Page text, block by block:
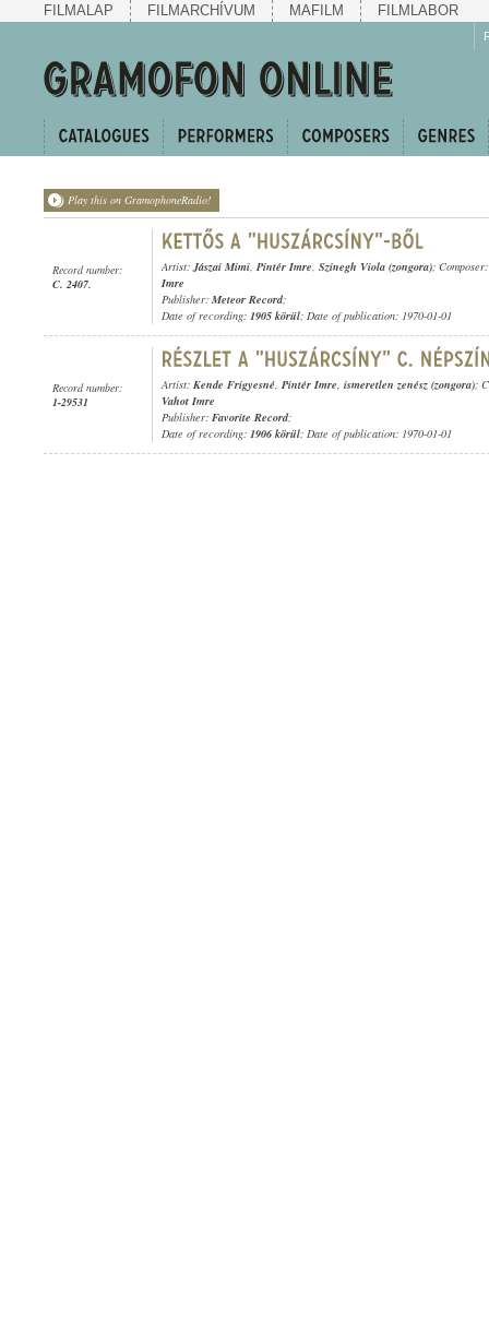
FILMALAP FILMARCHÍVUM MAFILM FILMLABOR
Play this on GramophoneRadio!
Record number:
C. 2407.
Artist:Jászai Mimi, Pintér Imre, Szinegh Viola (zongora);
Imre
Publisher: Meteor Record;
Date of recording: 1905 körül; Date of publication: 1970-01-01
Record number:
1-29531
Artist: Kende Frigyesné, Pintér Imre, ismeretlen zenész (zongora);
Vahot Imre
Publisher: Favorite Record;
Date of recording: 1906 körül; Date of publication: 1970-01-01